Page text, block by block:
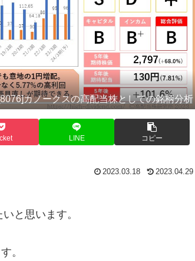
カノークスの高配当株としての銘柄分析
LINE コピー
2023.03.18 2023.04.29
と思います。
。